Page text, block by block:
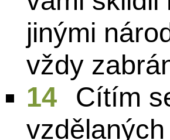
jinými
vždy
14
Cítím